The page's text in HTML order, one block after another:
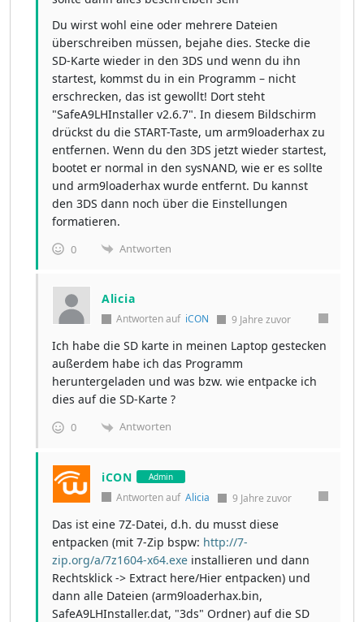
Du wirst wohl eine oder mehrere Dateien
überschreiben müssen, bejahe dies. Stecke die
SD-Karte wieder in den 3DS und wenn du ihn
startest, kommst du in ein Programm – nicht
erschrecken, das ist gewollt! Dort steht
"SafeA9LHInstaller v2.6.7". In diesem Bildschirm
drückst du die START-Taste, um arm9loaderhax zu
entfernen. Wenn du den 3DS jetzt wieder startest,
bootet er normal in den sysNAND, wie er es sollte
und arm9loaderhax wurde entfernt. Du kannst
den 3DS dann noch über die Einstellungen
formatieren.
0 Antworten
Alicia
Antworten auf iCON 9 Jahre zuvor
Ich habe die SD karte in meinen Laptop gestecken
außerdem habe ich das Programm
heruntergeladen und was bzw. wie entpacke ich
dies auf die SD-Karte ?
0 Antworten
iCON Admin
Antworten auf Alicia 9 Jahre zuvor
Das ist eine 7Z-Datei, d.h. du musst diese
entpacken (mit 7-Zip bspw: http://7-
zip.org/a/7z1604-x64.exe installieren und dann
Rechtsklick -> Extract here/Hier entpacken) und
dann alle Dateien (arm9loaderhax.bin,
SafeA9LHInstaller.dat, "3ds" Ordner) auf die SD